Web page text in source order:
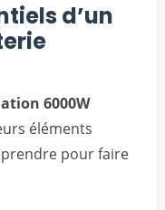
d’un
6000W
éléments
pour faire